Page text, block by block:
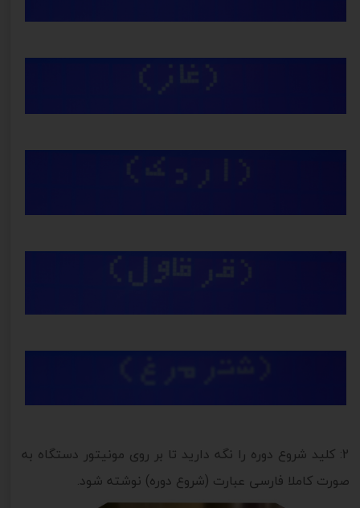
2: کلید شروع دوره را نگه دارید تا بر روی مونیتور دستگاه به
صورت کاملا فارسی عبارت (شروع دوره) نوشته شود.